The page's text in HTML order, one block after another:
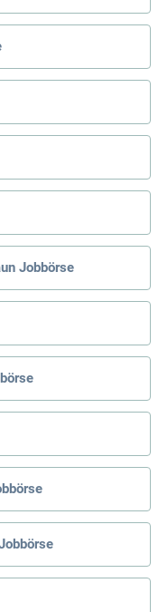
Jobbörse